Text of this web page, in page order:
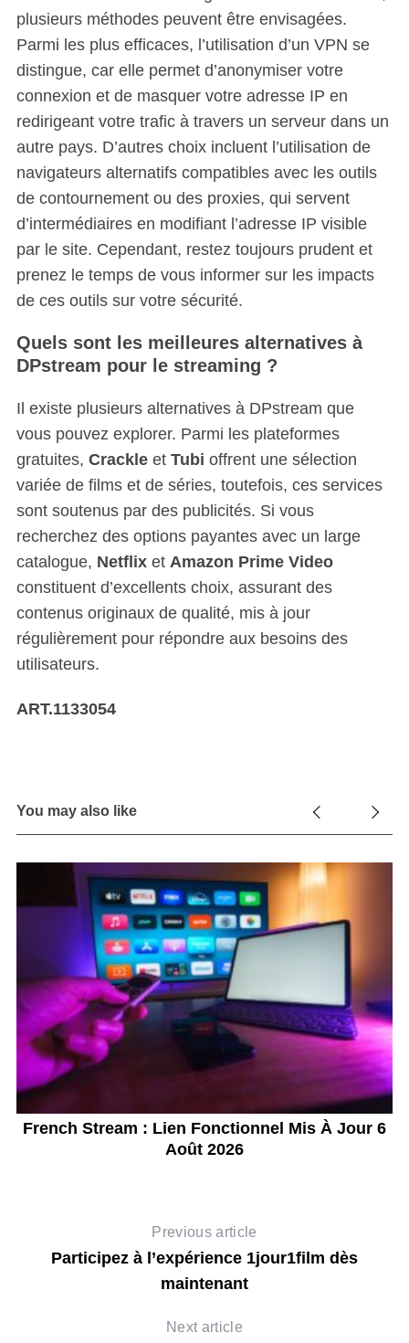
plusieurs méthodes peuvent être envisagées.
Parmi les plus efficaces, l’utilisation d’un VPN se
distingue, car elle permet d’anonymiser votre
connexion et de masquer votre adresse IP en
redirigeant votre trafic à travers un serveur dans un
autre pays. D’autres choix incluent l’utilisation de
navigateurs alternatifs compatibles avec les outils
de contournement ou des proxies, qui servent
d’intermédiaires en modifiant l’adresse IP visible
par le site. Cependant, restez toujours prudent et
prenez le temps de vous informer sur les impacts
de ces outils sur votre sécurité.
Quels sont les meilleures alternatives à
DPstream pour le streaming ?
Il existe plusieurs alternatives à DPstream que
vous pouvez explorer. Parmi les plateformes
gratuites, Crackleet Tubi offrent une sélection
variée de films et de séries, toutefois, ces services
sont soutenus par des publicités. Si vous
recherchez des options payantes avec un large
catalogue, Netflixet Amazon Prime Video
constituent d’excellents choix, assurant des
contenus originaux de qualité, mis à jour
régulièrement pour répondre aux besoins des
utilisateurs.
ART.1133054
You may also like
French Stream : Lien Fonctionnel Mis À Jour 6
Août 2026
Previous article
Participez à l’expérience 1jour1film dès
maintenant
Next article